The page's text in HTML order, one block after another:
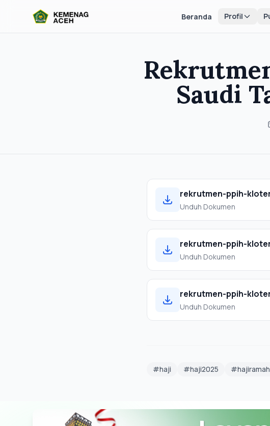
Beranda Profil
Saudi
rekrutmen-ppih-
Unduh Dokumen
rekrutmen-ppih-
Unduh Dokumen
rekrutmen-ppih-
Unduh Dokumen
#haji #haji2025